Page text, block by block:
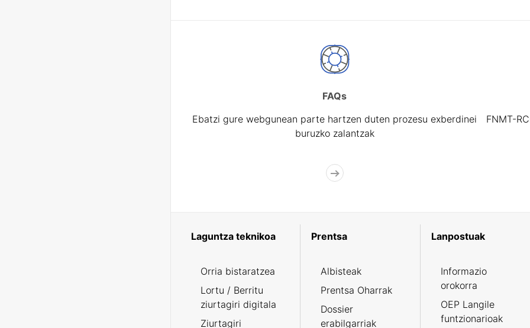
FAQs
Ebatzi gure webgunean parte hartzen duten prozesu exberdinei
buruzko zalantzak
FNMT-
Laguntza teknikoa
Orria bistaratzea
Lortu / Berritu
ziurtagiri digitala
Ziurtagiri
Prentsa
Albisteak
Prentsa Oharrak
Dossier
erabilgarriak
Lanpostuak
Informazio
orokorra
OEP Langile
funtzionarioak